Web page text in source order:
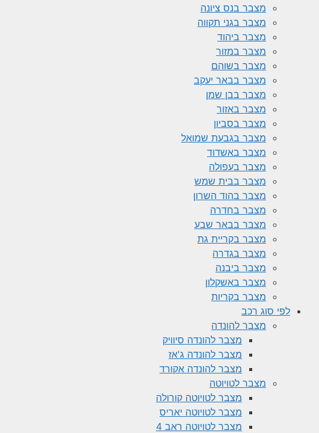
מצבר בנס ציונה
מצבר בגני תקווה
מצבר ביהוד
מצבר במזור
מצבר בשוהם
מצבר בבאר יעקב
מצבר בבן שמן
מצבר באזור
מצבר בסביון
מצבר בגבעת שמואל
מצבר באשדוד
מצבר בעפולה
מצבר בבית שמש
מצבר בהוד השרון
מצבר בחדרה
מצבר בבאר שבע
מצבר בקריית גת
מצבר בגדרה
מצבר ביבנה
מצבר באשקלון
מצבר בקריות
לפי סוג רכב
מצבר להונדה
מצבר להונדה סיוויק
מצבר להונדה ג'אז
מצבר להונדה אקורד
מצבר לטויוטה
מצבר לטויוטה קורולה
מצבר לטויוטה יאריס
מצבר לטויוטה ראב 4